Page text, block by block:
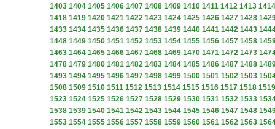
1403 1404 1405 1406 1407 1408 1409 1410 1411 1412 1413 1414
1418 1419 1420 1421 1422 1423 1424 1425 1426 1427 1428
1433 1434 1435 1436 1437 1438 1439 1440 1441 1442 1443
1448 1449 1450 1451 1452 1453 1454 1455 1456 1457 1458
1463 1464 1465 1466 1467 1468 1469 1470 1471 1472 1473
1478 1479 1480 1481 1482 1483 1484 1485 1486 1487 1488
1493 1494 1495 1496 1497 1498 1499 1500 1501 1502 1503
1508 1509 1510 1511 1512 1513 1514 1515 1516 1517 1518 1519
1523 1524 1525 1526 1527 1528 1529 1530 1531 1532 1533
1538 1539 1540 1541 1542 1543 1544 1545 1546 1547 1548
1553 1554 1555 1556 1557 1558 1559 1560 1561 1562 1563